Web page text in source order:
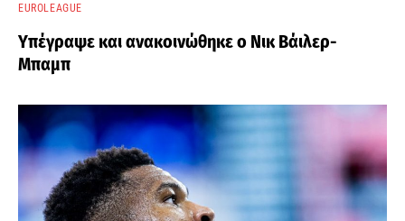
EUROLEAGUE
Υπέγραψε και ανακοινώθηκε ο Νικ Βάιλερ-
Μπαμπ